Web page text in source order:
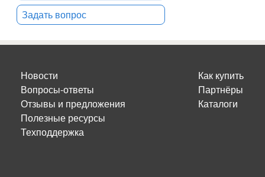
Задать вопрос
Новости
Вопросы-ответы
Отзывы и предложения
Полезные ресурсы
Техподдержка
Как купить
Партнёры
Каталоги